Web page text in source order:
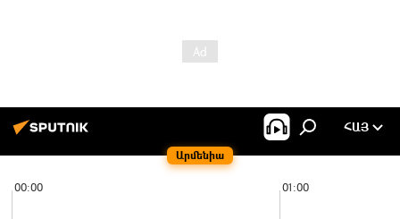
Արմենիա
ՀԱՅ
00:00 01:00